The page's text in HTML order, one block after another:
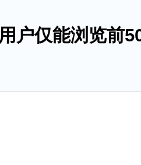
户仅能浏览前